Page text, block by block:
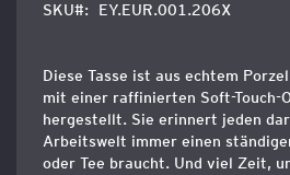
SKU EY.EUR.001.206X
Diese Tasse ist aus echtem
mit einer raffinierten Soft-Touch-
hergestellt. Sie erinnert jeden
Arbeitswelt immer einen
oder Tee braucht. Und viel Zeit,